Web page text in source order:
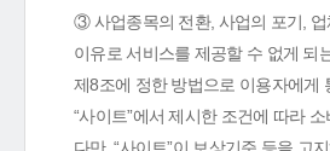
③ 사업종목의 전환, 사업의 포기, 업
이유로 서비스를 제공할 수 없게 되
제8조에 정한 방법으로 이용자에게
“사이트”에서 제시한 조건에 따라